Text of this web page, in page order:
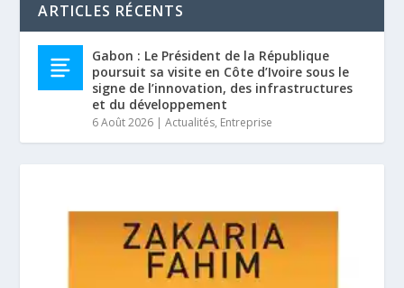
ARTICLES RÉCENTS
Gabon : Le Président de la République
poursuit sa visite en Côte d’Ivoire sous le
signe de l’innovation, des infrastructures
et du développement
6 Août 2026 |Actualités, Entreprise